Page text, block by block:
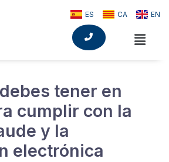
ES CA EN
tener en
cumplir con la
y la
electrónica